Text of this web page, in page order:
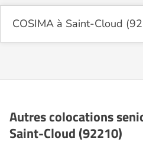
COSIMA à Saint-Cloud
Autres colocations
Saint-Cloud (92210)